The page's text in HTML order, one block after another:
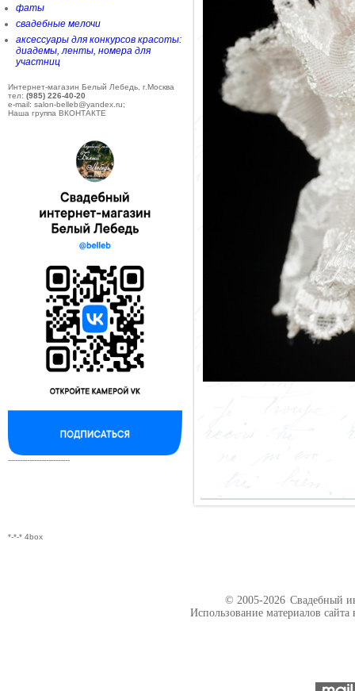
фаты
свадебные мелочи
аксессуары для конкурсов красоты:
диадемы, ленты, номера для
участниц
Интернет-магазин Белый Лебедь, г.Москва
тел: (985) 226-40-20
e-mail: salon-belleb@yandex.ru;
Наша группа ВКОНТАКТЕ
--------------------------
*-*-* 4box
© 2005-2026 Свадебный
Использование материалов